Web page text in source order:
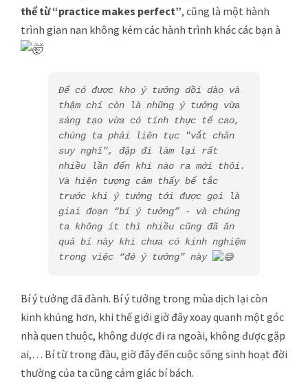
thể từ “practice makes perfect”, cũng là một hành
trình gian nan không kém các hành trình khác các bạn à
Để có được kho ý tưởng dồi dào và
thậm chí còn là những ý tưởng vừa
sáng tạo vừa có tính thực tế cao,
chúng ta phải liên tục "vắt chân
suy nghĩ", đập đi làm lại rất
nhiều lần đến khi nào ra mới thôi.
Và hiện tượng cảm thấy bế tắc
trước khi ý tưởng tới được gọi là
giai đoạn “bí ý tưởng” - và chúng
ta không ít thì nhiều cũng đã ăn
quả bí này khi chưa có kinh nghiệm
trong việc “đẻ ý tưởng” này
Bí ý tưởng đã đành. Bí ý tưởng trong mùa dịch lại còn
kinh khủng hơn, khi thế giới giờ đây xoay quanh một góc
nhà quen thuộc, không được đi ra ngoài, không được gặp
ai,… Bí từ trong đầu, giờ đây đến cuộc sống sinh hoạt đời
thường của ta cũng cảm giác bí bách.